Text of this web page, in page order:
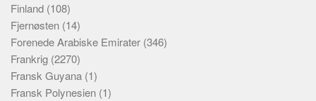
Finland (108)
Fjernøsten (14)
Forenede Arabiske Emirater (346)
Frankrig (2270)
Fransk Guyana (1)
Fransk Polynesien (1)